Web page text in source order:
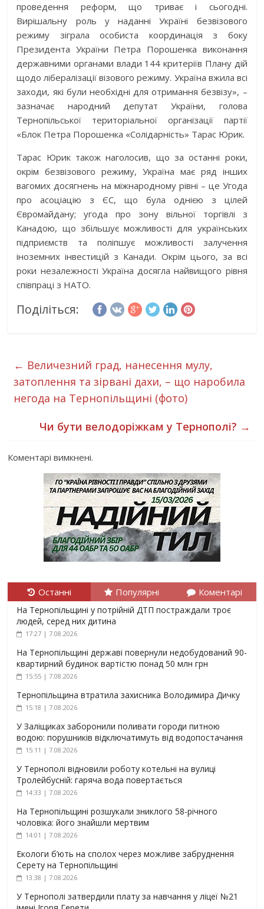
проведення реформ, що триває і сьогодні.
Вирішальну роль у наданні Україні безвізового
режиму зіграла особиста координація з боку
Президента України Петра Порошенка виконання
державними органами влади 144 критеріїв Плану дій
щодо лібералізації візового режиму. Україна вжила всі
заходи, які були необхідні для отримання безвізу», –
зазначає народний депутат України, голова
Тернопільської територіальної організації партії
«Блок Петра Порошенка «Солідарність» Тарас Юрик.
Тарас Юрик також наголосив, що за останні роки,
окрім безвізового режиму, Україна має ряд інших
вагомих досягнень на міжнародному рівні – це Угода
про асоціацію з ЄС, що була однією з цілей
Євромайдану; угода про зону вільної торгівлі з
Канадою, що збільшує можливості для українських
підприємств та поліпшує можливості залучення
іноземних інвестицій з Канади. Окрім цього, за всі
роки незалежності Україна досягла найвищого рівня
співпраці з НАТО.
Поділіться:
← Величезний град, нанесення мулу,
затоплення та зірвані дахи, – що наробила
негода на Тернопільщині (фото)
Чи бути велодоріжкам у Тернополі? →
Коментарі вимкнені.
Останні Популярні Коментарі
На Тернопільщині у потрійній ДТП постраждали троє
людей, серед них дитина
17:27 | 7.08.2026
На Тернопільщині державі повернули недобудований 90-
квартирний будинок вартістю понад 50 млн грн
15:55 | 7.08.2026
Тернопільщина втратила захисника Володимира Дичку
15:18 | 7.08.2026
У Заліщиках заборонили поливати городи питною
водою: порушників відключатимуть від водопостачання
15:11 | 7.08.2026
У Тернополі відновили роботу котельні на вулиці
Тролейбусній: гаряча вода повертається
14:33 | 7.08.2026
На Тернопільщині розшукали зниклого 58-річного
чоловіка: його знайшли мертвим
14:01 | 7.08.2026
Екологи б’ють на сполох через можливе забруднення
Серету на Тернопільщині
13:38 | 7.08.2026
У Тернополі затвердили плату за навчання у ліцеї №21